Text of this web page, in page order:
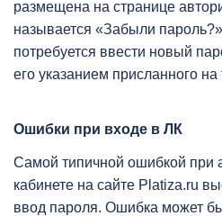
размещена на странице
называется «Забыли
потребуется ввести новый
его указанием присланного
Ошибки при входе в ЛК
Самой типичной ошибкой при
кабинете на сайте Platiza.ru
ввод пароля. Ошибка может